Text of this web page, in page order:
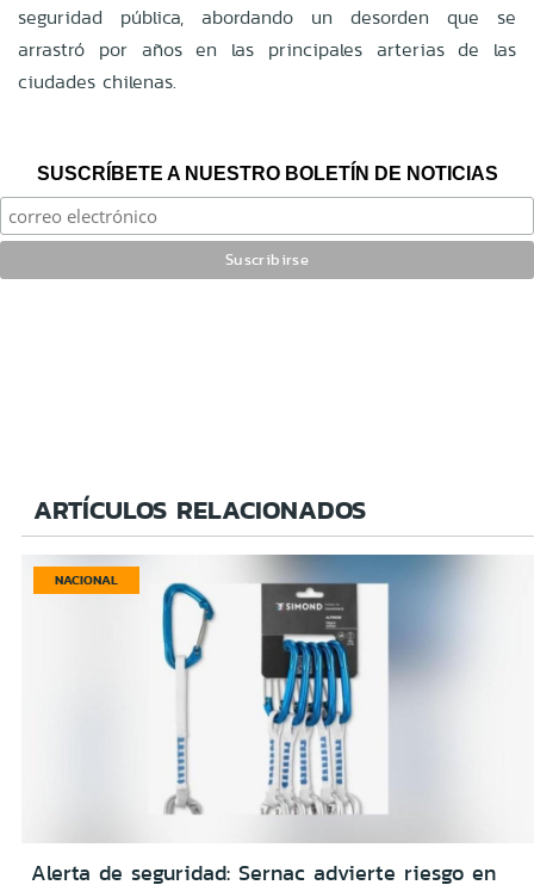
seguridad pública, abordando un desorden que se
arrastró por años en las principales arterias de las
ciudades chilenas.
SUSCRÍBETE A NUESTRO BOLETÍN DE NOTICIAS
ARTÍCULOS RELACIONADOS
NACIONAL
Alerta de seguridad: Sernac advierte riesgo en